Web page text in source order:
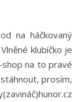
klubíčko je
na to pravé
prosím,